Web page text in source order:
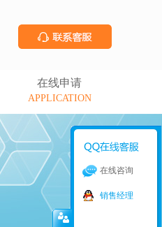
在线申请
APPLICATION
在线咨询
销售经理